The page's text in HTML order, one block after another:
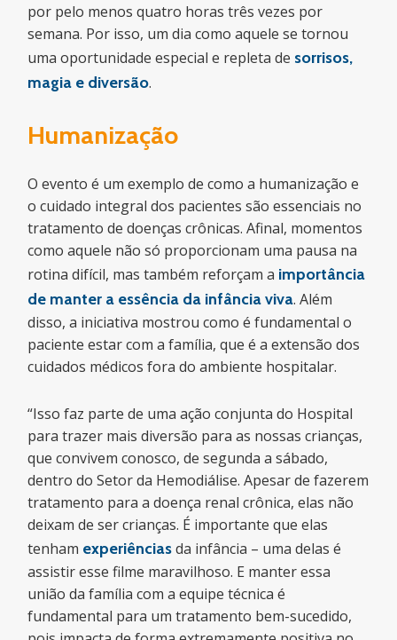
por pelo menos quatro horas três vezes por
semana. Por isso, um dia como aquele se tornou
uma oportunidade especial e repleta de sorrisos,
magia e diversão.
Humanização
O evento é um exemplo de como a humanização e
o cuidado integral dos pacientes são essenciais no
tratamento de doenças crônicas. Afinal, momentos
como aquele não só proporcionam uma pausa na
rotina difícil, mas também reforçam a importância
de manter a essência da infância viva. Além
disso, a iniciativa mostrou como é fundamental o
paciente estar com a família, que é a extensão dos
cuidados médicos fora do ambiente hospitalar.
“Isso faz parte de uma ação conjunta do Hospital
para trazer mais diversão para as nossas crianças,
que convivem conosco, de segunda a sábado,
dentro do Setor da Hemodiálise. Apesar de fazerem
tratamento para a doença renal crônica, elas não
deixam de ser crianças. É importante que elas
tenham experiênciasda infância – uma delas é
assistir esse filme maravilhoso. E manter essa
união da família com a equipe técnica é
fundamental para um tratamento bem-sucedido,